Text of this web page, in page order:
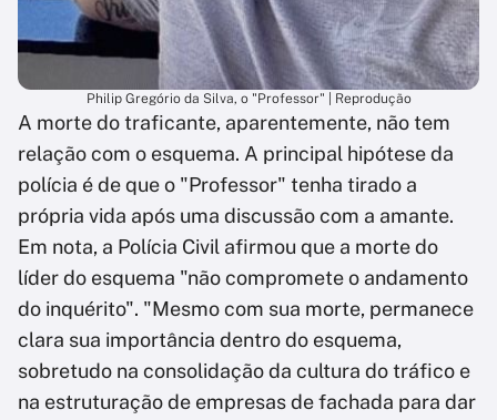
Philip Gregório da Silva, o "Professor" | Reprodução
A morte do traficante, aparentemente, não tem
relação com o esquema. A principal hipótese da
polícia é de que o "Professor" tenha tirado a
própria vida após uma discussão com a amante.
Em nota, a Polícia Civil afirmou que a morte do
líder do esquema "não compromete o andamento
do inquérito". "Mesmo com sua morte, permanece
clara sua importância dentro do esquema,
sobretudo na consolidação da cultura do tráfico e
na estruturação de empresas de fachada para dar